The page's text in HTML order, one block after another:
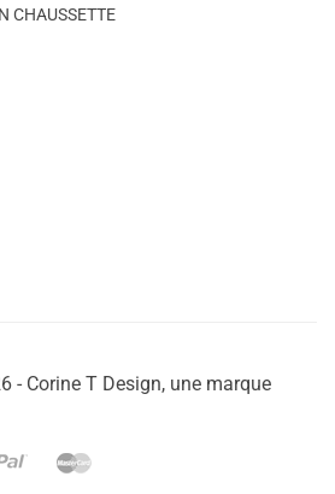
CHAUSSETTE
- Corine T Design, une marque